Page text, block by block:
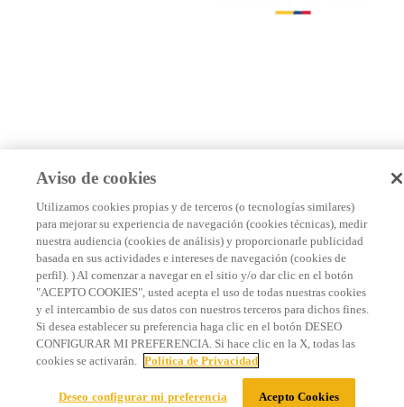
Aviso de cookies
Utilizamos cookies propias y de terceros (o tecnologías similares)
para mejorar su experiencia de navegación (cookies técnicas), medir
nuestra audiencia (cookies de análisis) y proporcionarle publicidad
basada en sus actividades e intereses de navegación (cookies de
perfil). ) Al comenzar a navegar en el sitio y/o dar clic en el botón
"ACEPTO COOKIES", usted acepta el uso de todas nuestras cookies
y el intercambio de sus datos con nuestros terceros para dichos fines.
Si desea establecer su preferencia haga clic en el botón DESEO
CONFIGURAR MI PREFERENCIA. Si hace clic en la X, todas las
cookies se activarán. Política de Privacidad
Deseo configurar mi preferencia Acepto Cookies